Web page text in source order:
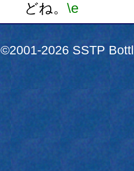
どね。 \e
©2001-2026 SSTP